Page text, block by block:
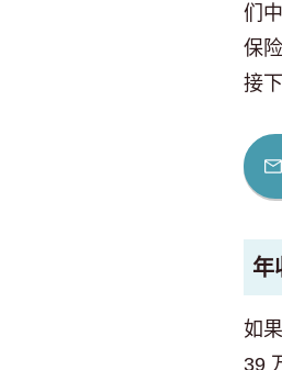
们
保
接
年
如
39